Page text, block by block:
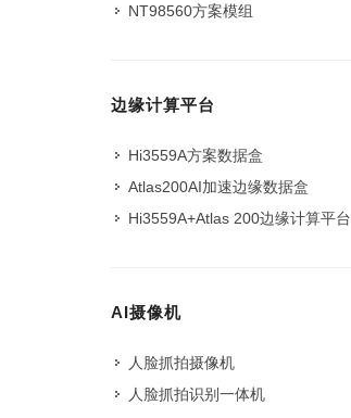
NT98560方案模组
边缘计算平台
Hi3559A方案数据盒
Atlas200AI加速边缘数据盒
Hi3559A+Atlas 200边缘计算平台
AI摄像机
人脸抓拍摄像机
人脸抓拍识别一体机